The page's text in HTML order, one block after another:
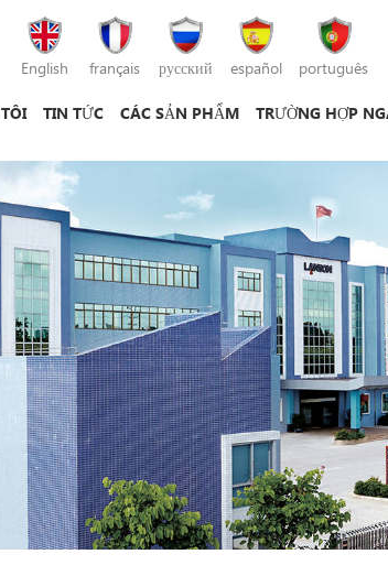
English français русский español português
TIN TỨC CÁC SẢN PHẨM TRƯỜNG HỢP